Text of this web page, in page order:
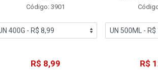
Código: 3901
R$ 8,99 R$